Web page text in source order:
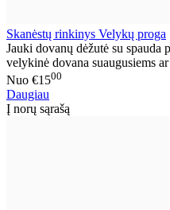
Skanėstų rinkinys Velykų proga
Jauki dovanų dėžutė su
velykinė dovana suaugusiems
Nuo €1500
Daugiau
Į norų sąrašą